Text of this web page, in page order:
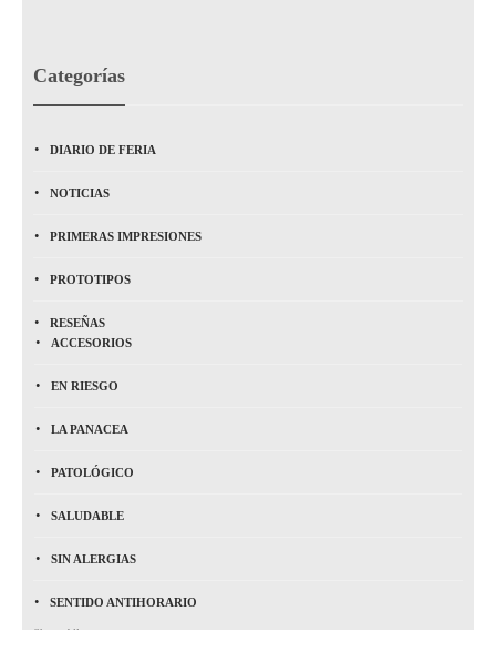
Categorías
DIARIO DE FERIA
NOTICIAS
PRIMERAS IMPRESIONES
PROTOTIPOS
RESEÑAS
ACCESORIOS
EN RIESGO
LA PANACEA
PATOLÓGICO
SALUDABLE
SIN ALERGIAS
SENTIDO ANTIHORARIO
Show All